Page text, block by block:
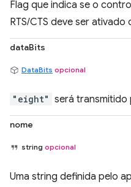
Flag que indica se o
RTS/CTS deve ser
dataBits
DataBits opcional
"eight" será transmitido
nome
string opcional
Uma string definida pelo